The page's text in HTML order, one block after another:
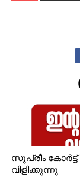
സുപ്രീം
വിളിക്കുന്നു